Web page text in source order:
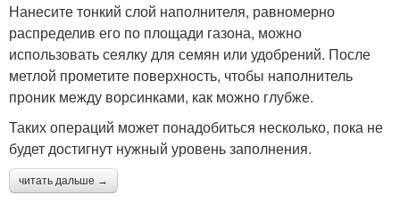
Нанесите тонкий слой наполнителя, равномерно
распределив его по площади газона, можно
использовать сеялку для семян или удобрений. После
метлой прометите поверхность, чтобы наполнитель
проник между ворсинками, как можно глубже.
Таких операций может понадобиться несколько, пока не
будет достигнут нужный уровень заполнения.
читать дальше →